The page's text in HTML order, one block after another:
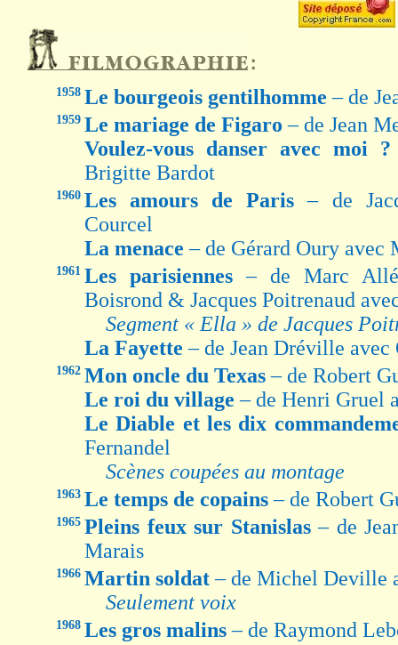
1958 Le bourgeois gentilhomme– de
1959 Le mariage de Figaro– de Jean
Voulez-vous danser avec moi
Brigitte Bardot
1960 Les amours de Paris– de
Courcel
La menace– de Gérard Oury avec
1961 Les parisiennes– de Marc
Boisrond & Jacques Poitrenaud
Segment « Ella » de Jacques
La Fayette– de Jean Dréville avec
1962 Mon oncle du Texas– de Robert
Le roi du village– de Henri Gruel
Le Diable et les dix
Fernandel
Scènes coupées au montage
1963 Le temps de copains– de Robert
1965 Pleins feux sur Stanislas– de
Marais
1966 Martin soldat– de Michel Deville
Seulement voix
1968 Les gros malins– de Raymond